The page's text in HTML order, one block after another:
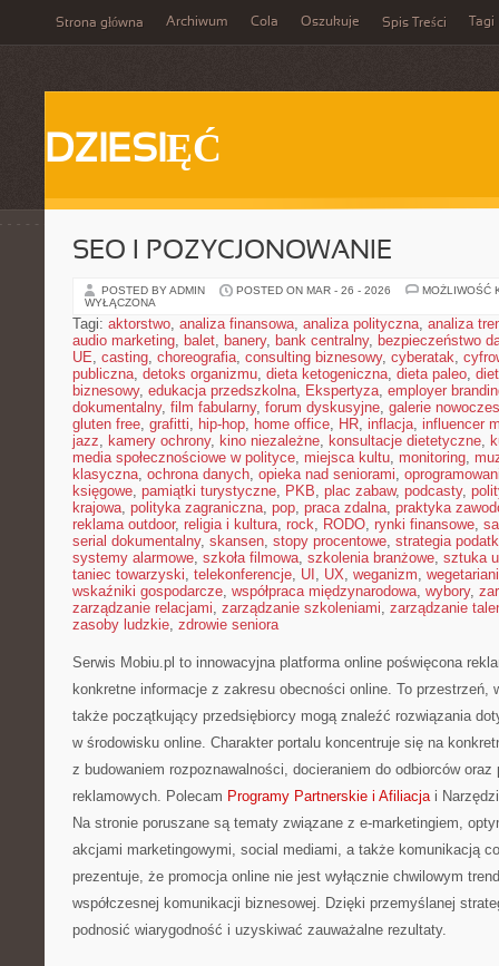
Strona główna Archiwum Cola Oszukuje Spis Treści Tagi
DZIESIĘĆ
SEO I POZYCJONOWANIE
POSTED BY ADMIN POSTED ON MAR - 26 - 2026
MOŻLIWOŚĆ
WYŁĄCZONA
Tagi: aktorstwo, analiza finansowa, analiza polityczna, analiza
audio marketing, balet, banery, bank centralny, bezpieczeństwo
UE, casting, choreografia, consulting biznesowy, cyberatak,
publiczna, detoks organizmu, dieta ketogeniczna, dieta paleo,
biznesowy, edukacja przedszkolna, Ekspertyza, employer
dokumentalny, film fabularny, forum dyskusyjne, galerie
gluten free, grafitti, hip-hop, home office, HR, inflacja, influencer
jazz, kamery ochrony, kino niezależne, konsultacje dietetyczne,
media społecznościowe w polityce, miejsca kultu, monitoring,
klasyczna, ochrona danych, opieka nad seniorami,
księgowe, pamiątki turystyczne, PKB, plac zabaw, podcasty,
krajowa, polityka zagraniczna, pop, praca zdalna, praktyka
reklama outdoor, religia i kultura, rock, RODO, rynki finansowe,
serial dokumentalny, skansen, stopy procentowe, strategia
systemy alarmowe, szkoła filmowa, szkolenia branżowe, sztuka
taniec towarzyski, telekonferencje, UI , UX, weganizm,
wskaźniki gospodarcze, współpraca międzynarodowa, wybory,
zarządzanie relacjami, zarządzanie szkoleniami, zarządzanie
zasoby ludzkie, zdrowie seniora
Serwis Mobiu.pl to innowacyjna platforma online poświęcona
konkretne informacje z zakresu obecności online. To
także początkujący przedsiębiorcy mogą znaleźć rozwiązania
w środowisku online. Charakter portalu koncentruje się na
z budowaniem rozpoznawalności, docieraniem do odbiorców oraz
reklamowych. Polecam Programy Partnerskie i Afiliacjai
Na stronie poruszane są tematy związane z e-marketingiem,
akcjami marketingowymi, social mediami, a także komunikacją
prezentuje, że promocja online nie jest wyłącznie chwilowym
współczesnej komunikacji biznesowej. Dzięki przemyślanej
podnosić wiarygodność i uzyskiwać zauważalne rezultaty.